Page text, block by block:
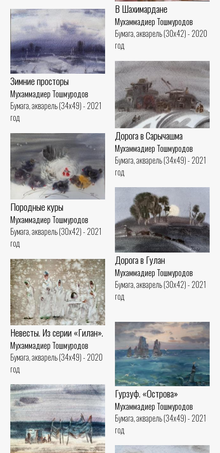
В Шахимардане
Мухаммадиер Тошмуродов
Бумага, акварель (30x42) - 2020
год
Зимние просторы
Мухаммадиер Тошмуродов
Бумага, акварель (34x49) - 2021
год
Дорога в Сарычашма
Мухаммадиер Тошмуродов
Бумага, акварель (34x49) - 2021
год
Породные куры
Мухаммадиер Тошмуродов
Бумага, акварель (30x42) - 2021
год
Дорога в Гулан
Мухаммадиер Тошмуродов
Бумага, акварель (30x42) - 2021
год
Невесты. Из серии «Гилан».
Мухаммадиер Тошмуродов
Бумага, акварель (34x49) - 2020
год
Гурзуф. «Острова»
Мухаммадиер Тошмуродов
Бумага, акварель (34x49) - 2021
год